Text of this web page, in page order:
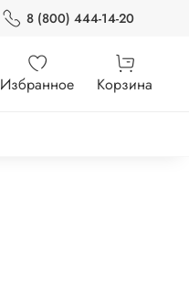
8 (800) 444-14-20
Избранное Корзина